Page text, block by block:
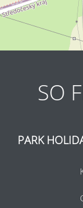
SO
PARK